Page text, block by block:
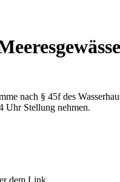
nach § 45f des
Uhr Stellung nehmen.